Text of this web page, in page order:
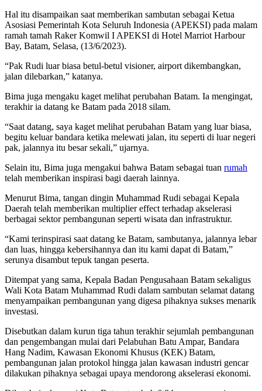
Hal itu disampaikan saat memberikan sambutan sebagai Ketua
Asosiasi Pemerintah Kota Seluruh Indonesia (APEKSI) pada malam
ramah tamah Raker Komwil I APEKSI di Hotel Marriot Harbour
Bay, Batam, Selasa, (13/6/2023).
“Pak Rudi luar biasa betul-betul visioner, airport dikembangkan,
jalan dilebarkan,” katanya.
Bima juga mengaku kaget melihat perubahan Batam. Ia mengingat,
terakhir ia datang ke Batam pada 2018 silam.
“Saat datang, saya kaget melihat perubahan Batam yang luar biasa,
begitu keluar bandara ketika melewati jalan, itu seperti di luar negeri
pak, jalannya itu besar sekali,” ujarnya.
Selain itu, Bima juga mengakui bahwa Batam sebagai tuan rumah
telah memberikan inspirasi bagi daerah lainnya.
Menurut Bima, tangan dingin Muhammad Rudi sebagai Kepala
Daerah telah memberikan multiplier effect terhadap akselerasi
berbagai sektor pembangunan seperti wisata dan infrastruktur.
“Kami terinspirasi saat datang ke Batam, sambutanya, jalannya lebar
dan luas, hingga kebersihannya dan itu kami dapat di Batam,”
serunya disambut tepuk tangan peserta.
Ditempat yang sama, Kepala Badan Pengusahaan Batam sekaligus
Wali Kota Batam Muhammad Rudi dalam sambutan selamat datang
menyampaikan pembangunan yang digesa pihaknya sukses menarik
investasi.
Disebutkan dalam kurun tiga tahun terakhir sejumlah pembangunan
dan pengembangan mulai dari Pelabuhan Batu Ampar, Bandara
Hang Nadim, Kawasan Ekonomi Khusus (KEK) Batam,
pembangunan jalan protokol hingga jalan kawasan industri gencar
dilakukan pihaknya sebagai upaya mendorong akselerasi ekonomi.